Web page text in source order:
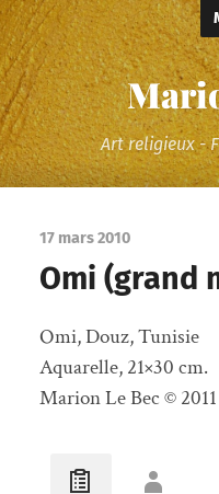
Art religieux -
17 mars 2010
Omi (grand
Omi, Douz, Tunisie
Aquarelle, 21×30 cm.
Marion Le Bec © 2011